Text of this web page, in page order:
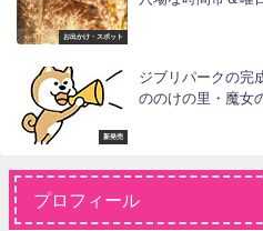
お出かけ・スポット
新発売
ジブリパークの完
ののけの里・魔女
プロフィール